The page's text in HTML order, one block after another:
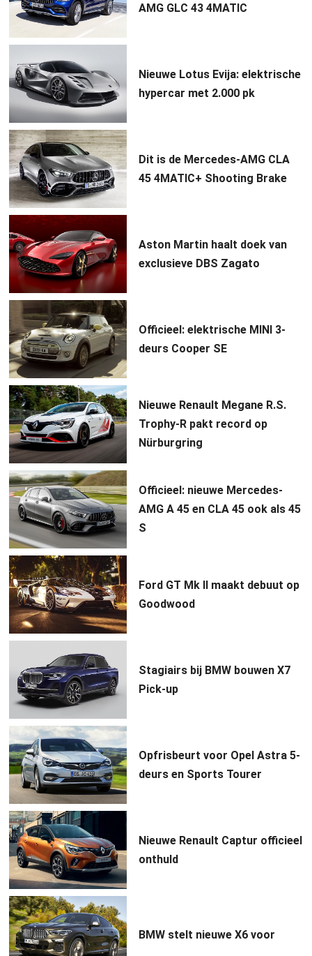
AMG GLC 43 4MATIC
Nieuwe Lotus Evija: elektrische
hypercar met 2.000 pk
Dit is de Mercedes-AMG CLA
45 4MATIC+ Shooting Brake
Aston Martin haalt doek van
exclusieve DBS Zagato
Officieel: elektrische MINI 3-
deurs Cooper SE
Nieuwe Renault Megane R.S.
Trophy-R pakt record op
Nürburgring
Officieel: nieuwe Mercedes-
AMG A 45 en CLA 45 ook als 45
S
Ford GT Mk II maakt debuut op
Goodwood
Stagiairs bij BMW bouwen X7
Pick-up
Opfrisbeurt voor Opel Astra 5-
deurs en Sports Tourer
Nieuwe Renault Captur officieel
onthuld
BMW stelt nieuwe X6 voor